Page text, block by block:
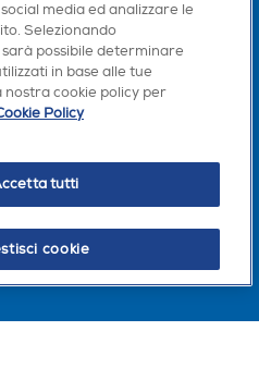
media ed analizzare le
Selezionando
sarà possibile determinare
in base alle tue
cookie policy per
Policy
tutti
cookie